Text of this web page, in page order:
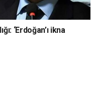
‘Erdoğan’ı ikna